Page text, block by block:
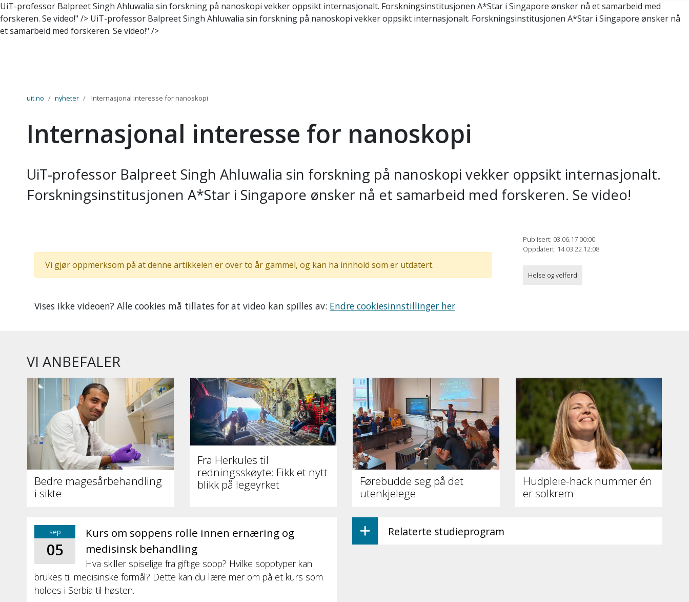
UiT-professor Balpreet Singh Ahluwalia sin forskning på nanoskopi vekker oppsikt internasjonalt. Forskningsinstitusjonen A*Star i Singapore ønsker nå et samarbeid med
forskeren. Se video!" /> UiT-professor Balpreet Singh Ahluwalia sin forskning på nanoskopi vekker oppsikt internasjonalt. Forskningsinstitusjonen A*Star i Singapore ønsker nå
et samarbeid med forskeren. Se video!" />
uit.no nyheter Internasjonal interesse for nanoskopi
Internasjonal interesse for nanoskopi
UiT-professor Balpreet Singh Ahluwalia sin forskning på nanoskopi vekker oppsikt internasjonalt.
Forskningsinstitusjonen A*Star i Singapore ønsker nå et samarbeid med forskeren. Se video!
Publisert: 03.06.17 00:00
Oppdatert: 14.03.22 12:08
Helse og velferd
Vi gjør oppmerksom på at denne artikkelen er over to år gammel, og kan ha innhold som er utdatert.
Vises ikke videoen? Alle cookies må tillates for at video kan spilles av: Endre cookiesinnstillinger her
VI ANBEFALER
Bedre magesårbehandling
i sikte
Fra Herkules til
redningsskøyte: Fikk et nytt
blikk på legeyrket
Førebudde seg på det
utenkjelege
Hudpleie-hack nummer én
er solkrem
sep
05
Kurs om soppens rolle innen ernæring og
medisinsk behandling
Hva skiller spiselige fra giftige sopp? Hvilke sopptyper kan
brukes til medisinske formål? Dette kan du lære mer om på et kurs som
holdes i Serbia til høsten.
Relaterte studieprogram